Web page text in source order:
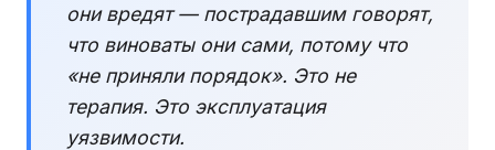
они вредят — пострадавшим говорят,
что виноваты они сами, потому что
«не приняли порядок». Это не
терапия. Это эксплуатация
уязвимости.